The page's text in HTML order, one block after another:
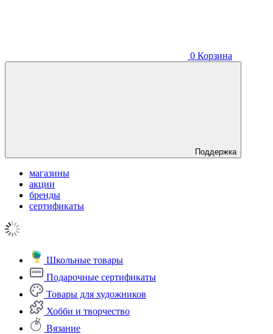
0 Корзина
Поддержка
магазины
акции
бренды
сертификаты
Школьные товары
Подарочные сертификаты
Товары для художников
Хобби и творчество
Вязание